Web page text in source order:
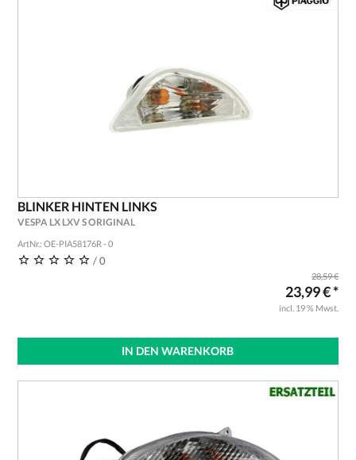
BLINKER HINTEN LINKS
VESPA LX LXV S ORIGINAL
ArtNr.: OE-PIA58176R - 0
/ 0
28,59 €
23,99 € *
incl. 19 % Mwst.
IN DEN WARENKORB